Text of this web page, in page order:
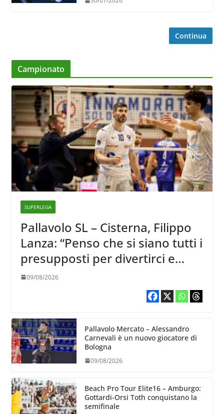
Continua
Campionato
SUPERLEGA
Pallavolo SL – Cisterna, Filippo
Lanza: “Penso che si siano tutti i
presupposti per divertirci e
formare un gruppo solido che
09/08/2026
Pallavolo Mercato – Alessandro
Carnevali è un nuovo giocatore di
Bologna
09/08/2026
Beach Pro Tour Elite16 – Amburgo:
Gottardi-Orsi Toth conquistano la
semifinale